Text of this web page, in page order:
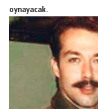
oynayacak.